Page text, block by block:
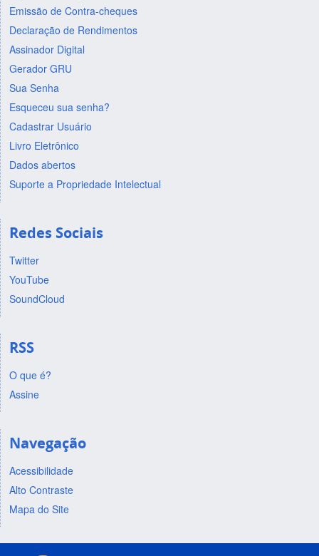
Emissão de Contra-cheques
Declaração de Rendimentos
Assinador Digital
Gerador GRU
Sua Senha
Esqueceu sua senha?
Cadastrar Usuário
Livro Eletrônico
Dados abertos
Suporte a Propriedade Intelectual
Redes Sociais
Twitter
YouTube
SoundCloud
RSS
O que é?
Assine
Navegação
Acessibilidade
Alto Contraste
Mapa do Site